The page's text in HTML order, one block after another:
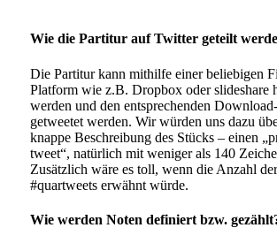
Wie die Partitur auf Twitter geteilt
Die Partitur kann mithilfe einer beliebigen
Platform wie z.B. Dropbox oder slideshare
werden und den entsprechenden
getweetet werden. Wir würden uns dazu
knappe Beschreibung des Stücks – einen
tweet“, natürlich mit weniger als 140
Zusätzlich wäre es toll, wenn die Anzahl
#quartweets erwähnt würde.
Wie werden Noten definiert bzw.